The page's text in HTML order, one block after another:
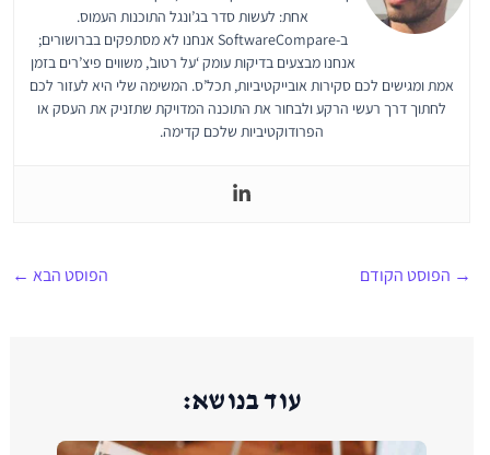
אחת: לעשות סדר בג’ונגל התוכנות העמוס.
ב-SoftwareCompare אנחנו לא מסתפקים בברושורים;
אנחנו מבצעים בדיקות עומק ‘על רטוב’, משווים פיצ’רים בזמן
אמת ומגישים לכם סקירות אובייקטיביות, תכל’ס. המשימה שלי היא לעזור לכם
לחתוך דרך רעשי הרקע ולבחור את התוכנה המדויקת שתזניק את העסק או
הפרודוקטיביות שלכם קדימה.
→ הפוסט הקודם הפוסט הבא ←
עוד בנושא: